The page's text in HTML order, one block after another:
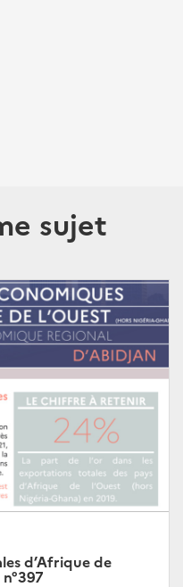
sujet
d’Afrique de